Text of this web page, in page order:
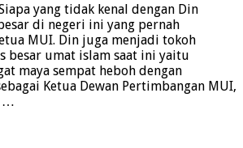
yang tidak kenal dengan Din
di negeri ini yang pernah
MUI. Din juga menjadi tokoh
besar umat islam saat ini yaitu
maya sempat heboh dengan
Ketua Dewan Pertimbangan MUI,
…